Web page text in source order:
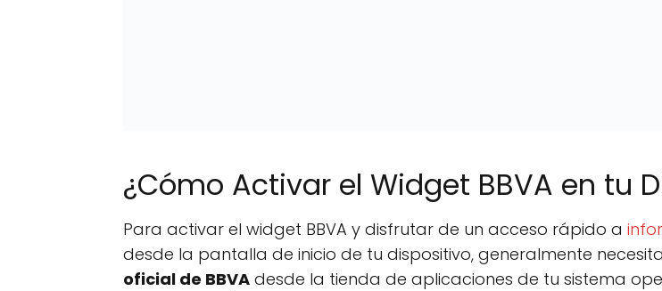
¿Cómo Activar el Widget BBVA en tu
Para activar el widget BBVA y disfrutar de un acceso rápido a
desde la pantalla de inicio de tu dispositivo, generalmente
oficial de BBVA desde la tienda de aplicaciones de tu sistema